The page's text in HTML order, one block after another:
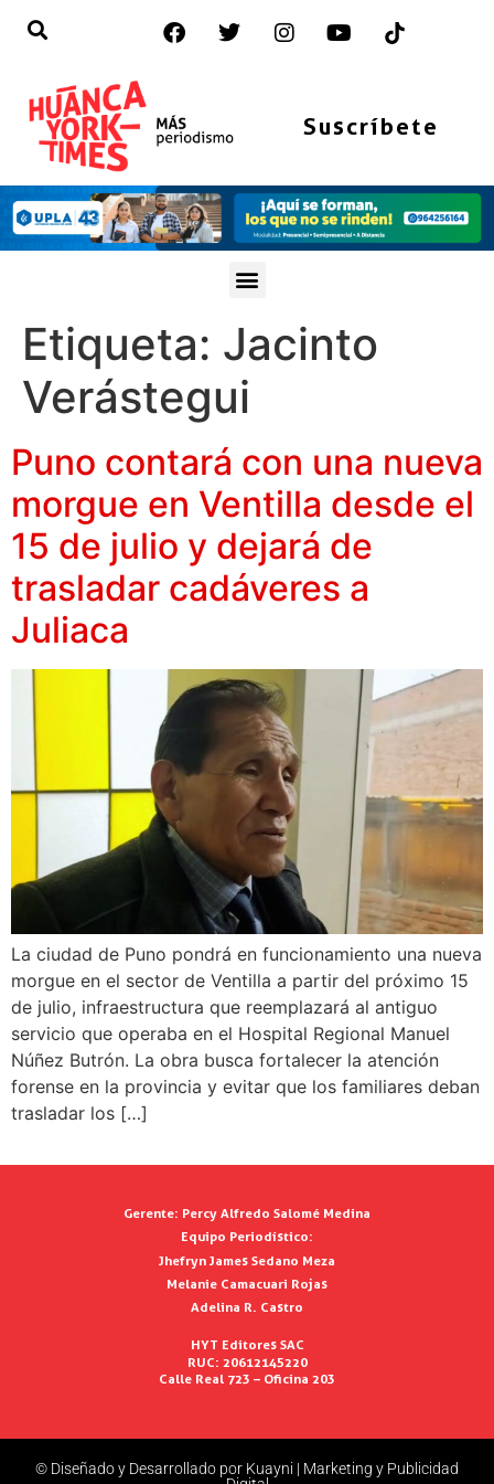
Suscríbete
Etiqueta: Jacinto
Verástegui
Puno contará con una nueva
morgue en Ventilla desde el
15 de julio y dejará de
trasladar cadáveres a
Juliaca
La ciudad de Puno pondrá en funcionamiento una nueva
morgue en el sector de Ventilla a partir del próximo 15
de julio, infraestructura que reemplazará al antiguo
servicio que operaba en el Hospital Regional Manuel
Núñez Butrón. La obra busca fortalecer la atención
forense en la provincia y evitar que los familiares deban
trasladar los […]
Gerente: Percy Alfredo Salomé Medina
Equipo Periodístico:
Jhefryn James Sedano Meza
Melanie Camacuari Rojas
Adelina R. Castro
HYT Editores SAC
RUC: 20612145220
Calle Real 723 – Oficina 203
© Diseñado y Desarrollado por Kuayni | Marketing y Publicidad